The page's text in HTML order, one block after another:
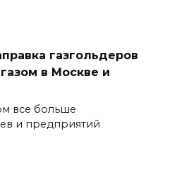
газгольдеров
в Москве и
все больше
и предприятий